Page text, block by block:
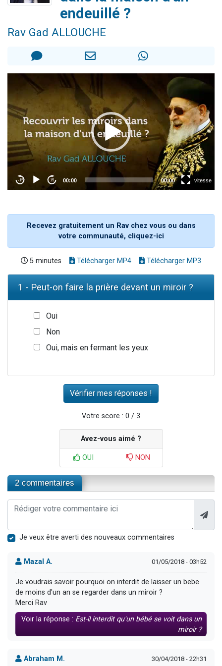
Ariel vient de donner son Maasser
Il reste 49 places pour étudier en groupe sur Zoom
endeuillé ?
Rav Gad ALLOUCHE
Recevez gratuitement un Rav chez vous ou dans
votre communauté, cliquez-ici
5 minutes Télécharger MP4 Télécharger MP3
1 - Peut-on faire la prière devant un miroir ?
Oui
Non
Oui, mais en fermant les yeux
Votre score : 0 / 3
Avez-vous aimé ?
OUI NON
2 commentaires
Je veux être averti des nouveaux commentaires
Mazal A. 01/05/2018 - 03h52
Je voudrais savoir pourquoi on interdit de laisser un bebe
de moins d'un an se regarder dans un miroir ?
Merci Rav
Voir la réponse : Est-il interdit qu'un bébé se voit dans un
miroir ?
Abraham M. 30/04/2018 - 22h31